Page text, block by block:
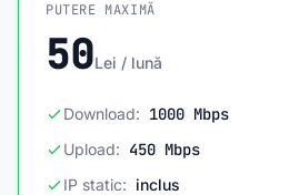
PUTERE MAXIMĂ
50Lei / lună
Download: 1000 Mbps
Upload: 450 Mbps
IP static: inclus